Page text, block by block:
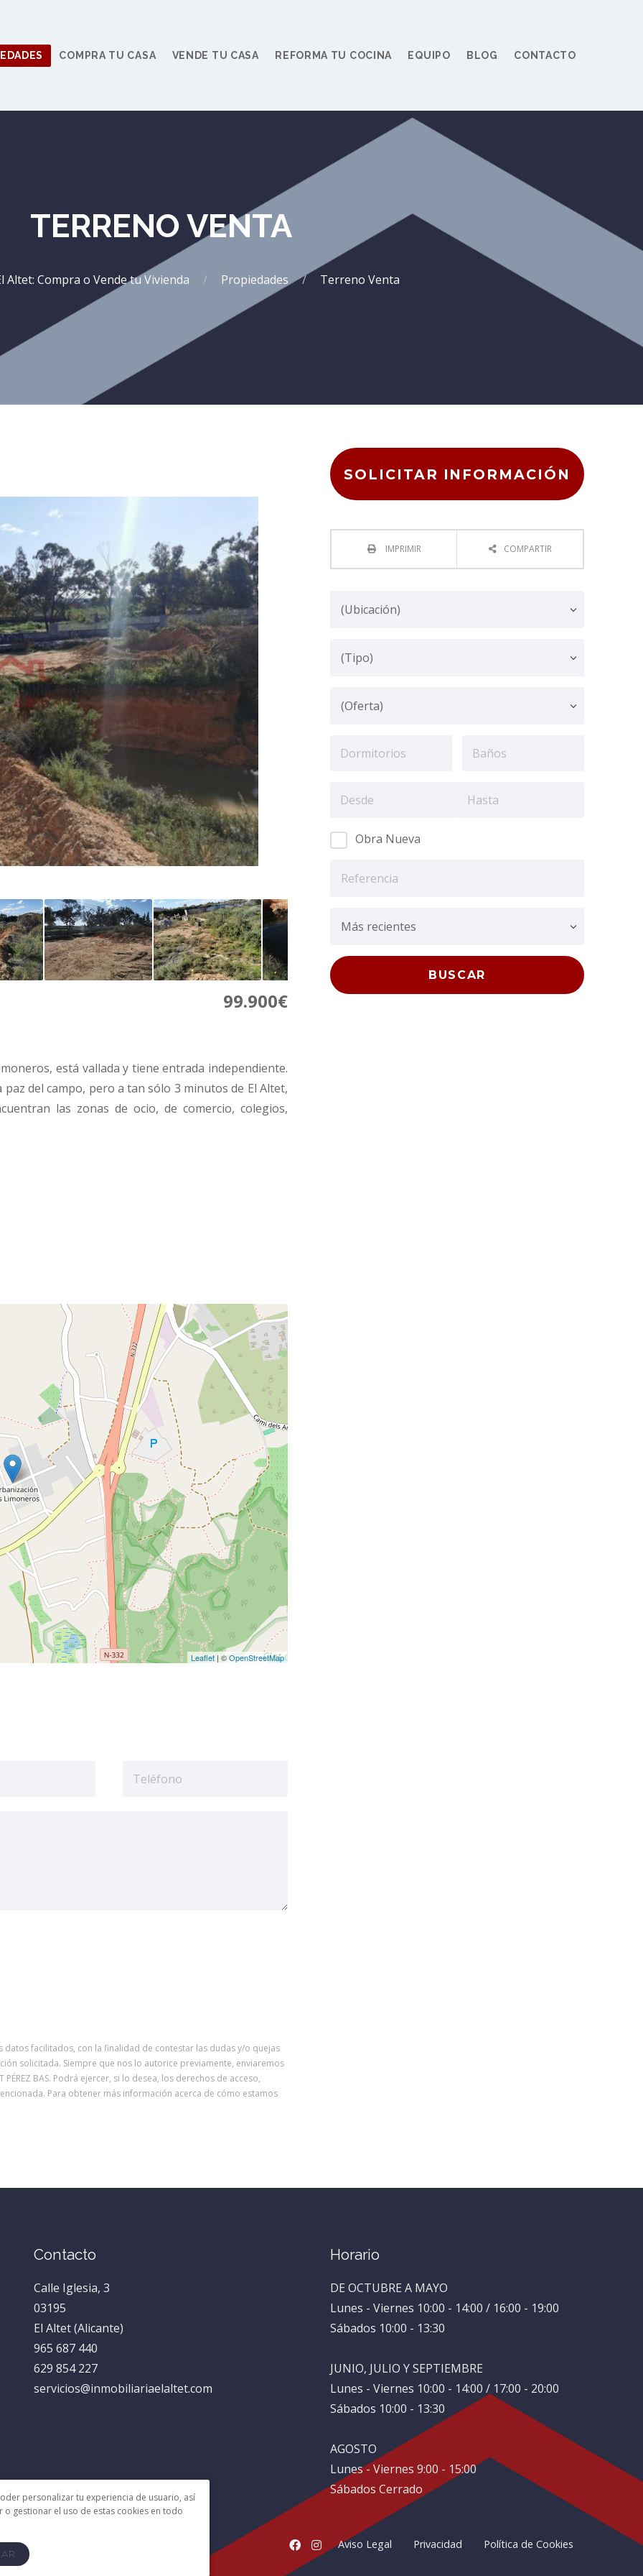
COMPRA TU CASA VENDE TU CASA REFORMA TU COCINA EQUIPO BLOG CONTACTO
TERRENO VENTA
Altet: Compra o Vende tu Vivienda Propiedades Terreno Venta
99.900€
está vallada y tiene entrada independiente.
del campo, pero a tan sólo 3 minutos de El Altet,
las zonas de ocio, de comercio, colegios,
Leaflet | ©OpenStreetMap
datos facilitados, con la finalidad de contestar las dudas y/o quejas
solicitada. Siempre que nos lo autorice previamente, enviaremos
BAS. Podrá ejercer, si lo desea, los derechos de acceso,
Para obtener más información acerca de cómo estamos
SOLICITAR INFORMACIÓN
IMPRIMIR COMPARTIR
Obra Nueva
Contacto
Calle Iglesia, 3
03195
El Altet (Alicante)
965 687 440
629 854 227
servicios@inmobiliariaelaltet.com
Horario
DE OCTUBRE A MAYO
Lunes - Viernes 10:00 - 14:00 / 16:00 - 19:00
Sábados 10:00 - 13:30
JUNIO, JULIO Y SEPTIEMBRE
Lunes - Viernes 10:00 - 14:00 / 17:00 - 20:00
Sábados 10:00 - 13:30
AGOSTO
Lunes - Viernes 9:00 - 15:00
Sábados Cerrado
Aviso Legal Privacidad Política de Cookies
 
personalizar tu experiencia de usuario, así
gestionar el uso de estas cookies en todo